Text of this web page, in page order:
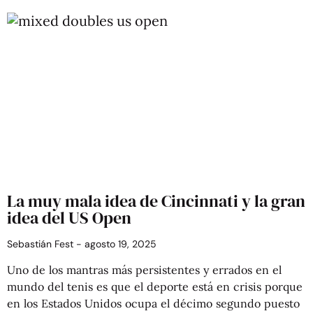
La muy mala idea de Cincinnati y la gran
idea del US Open
Sebastián Fest agosto 19, 2025
Uno de los mantras más persistentes y errados en el
mundo del tenis es que el deporte está en crisis porque
en los Estados Unidos ocupa el décimo segundo puesto